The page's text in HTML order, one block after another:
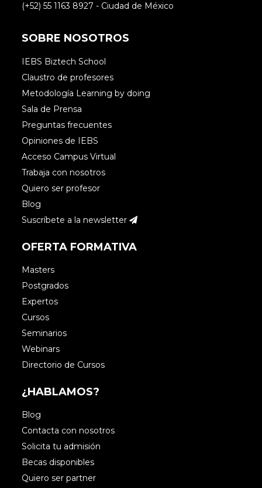
(+52) 55 1163 8927 - Ciudad de México
SOBRE NOSOTROS
IEBS Biztech School
Claustro de profesores
Metodología Learning by doing
Sala de Prensa
Preguntas frecuentes
Opiniones de IEBS
Acceso Campus Virtual
Trabaja con nosotros
Quiero ser profesor
Blog
Suscríbete a la newsletter
OFERTA FORMATIVA
Masters
Postgrados
Expertos
Cursos
Seminarios
Webinars
Directorio de Cursos
¿HABLAMOS?
Blog
Contacta con nosotros
Solicita tu admisión
Becas disponibles
Quiero ser partner